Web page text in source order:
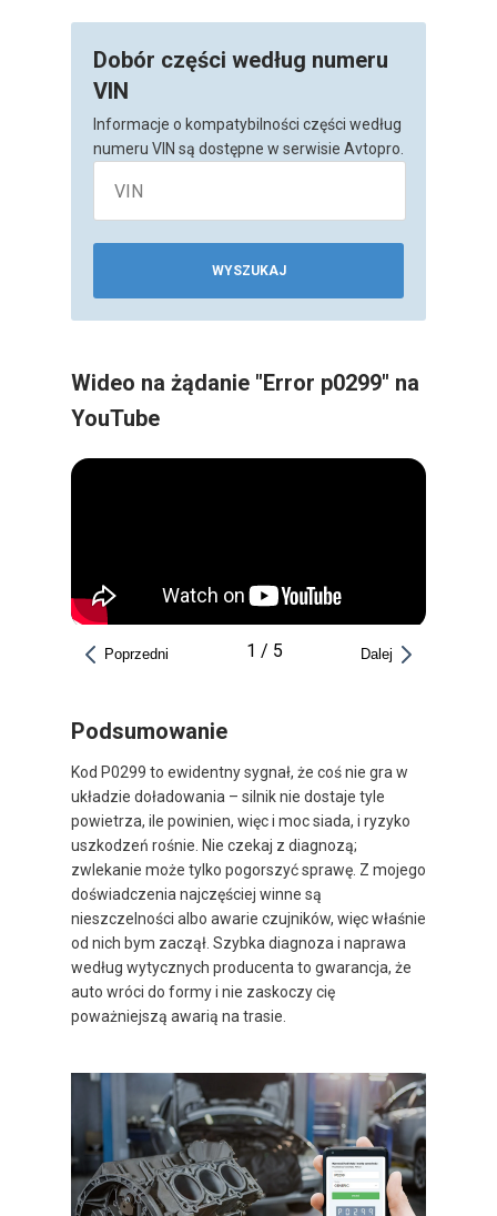
Dobór części według numeru
VIN
Informacje o kompatybilności części według
numeru VIN są dostępne w serwisie Avtopro.
WYSZUKAJ
Wideo na żądanie "Error p0299" na
YouTube
Poprzedni 1 / 5 Dalej
Podsumowanie
Kod P0299 to ewidentny sygnał, że coś nie gra w
układzie doładowania – silnik nie dostaje tyle
powietrza, ile powinien, więc i moc siada, i ryzyko
uszkodzeń rośnie. Nie czekaj z diagnozą;
zwlekanie może tylko pogorszyć sprawę. Z mojego
doświadczenia najczęściej winne są
nieszczelności albo awarie czujników, więc właśnie
od nich bym zaczął. Szybka diagnoza i naprawa
według wytycznych producenta to gwarancja, że
auto wróci do formy i nie zaskoczy cię
poważniejszą awarią na trasie.